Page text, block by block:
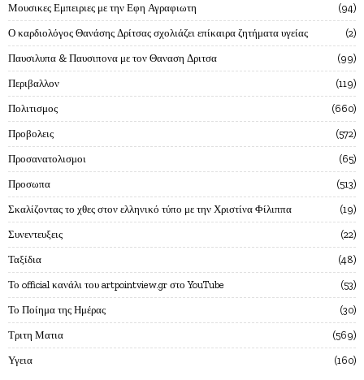
Μουσικες Εμπειριες με την Εφη Αγραφιωτη 94
Ο καρδιολόγος Θανάσης Δρίτσας σχολιάζει επίκαιρα ζητήματα υγείας 2
Παυσιλυπα & Παυσιπονα με τον Θαναση Δριτσα 99
Περιβαλλον 119
Πολιτισμος 660
Προβολεις 572
Προσανατολισμοι 65
Προσωπα 513
Σκαλίζοντας το χθες στον ελληνικό τύπο με την Χριστίνα Φίλιππα 19
Συνεντευξεις 22
Ταξίδια 48
Το official κανάλι του artpointview.gr στο YouTube 53
Το Ποίημα της Ημέρας 30
Τριτη Ματια 569
Υγεια 160